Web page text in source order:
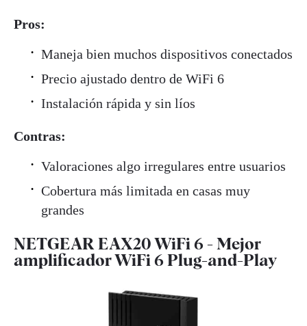
Pros:
Maneja bien muchos dispositivos conectados
Precio ajustado dentro de WiFi 6
Instalación rápida y sin líos
Contras:
Valoraciones algo irregulares entre usuarios
Cobertura más limitada en casas muy
grandes
NETGEAR EAX20 WiFi 6 - Mejor
amplificador WiFi 6 Plug-and-Play